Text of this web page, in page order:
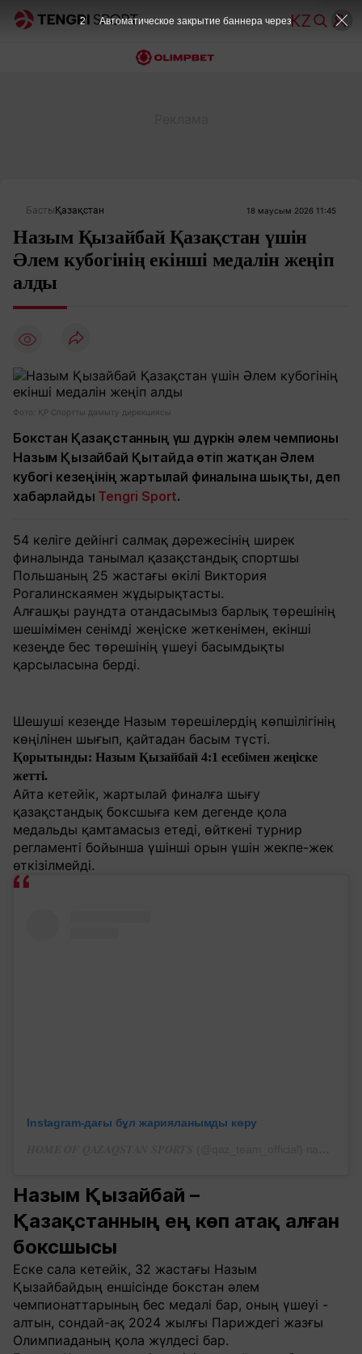
Басты Қазақстан 18 маусым 2026 11:45
Назым Қызайбай Қазақстан үшін
Әлем кубогінің екінші медалін жеңіп
алды
Фото: ҚР Спортты дамыту дирекциясы
Бокстан Қазақстанның үш дүркін әлем чемпионы
Назым Қызайбай Қытайда өтіп жатқан Әлем
кубогі кезеңінің жартылай финалына шықты, деп
хабарлайды Tengri Sport.
54 келіге дейінгі салмақ дәрежесінің ширек
финалында танымал қазақстандық спортшы
Польшаның 25 жастағы өкілі Виктория
Рогалинскаямен жұдырықтасты.
Алғашқы раундта отандасымыз барлық төрешінің
шешімімен сенімді жеңіске жеткенімен, екінші
кезеңде бес төрешінің үшеуі басымдықты
қарсыласына берді.
Шешуші кезеңде Назым төрешілердің көпшілігінің
көңілінен шығып, қайтадан басым түсті.
Қорытынды: Назым Қызайбай 4:1 есебімен жеңіске
жетті.
Айта кетейік, жартылай финалға шығу
қазақстандық боксшыға кем дегенде қола
медальды қамтамасыз етеді, өйткені турнир
регламенті бойынша үшінші орын үшін жекпе-жек
өткізілмейді.
Instagram-дағы бұл жарияланымды көру
Назым Қызайбай –
Қазақстанның ең көп атақ алған
боксшысы
Еске сала кетейік, 32 жастағы Назым
Қызайбайдың еншісінде бокстан әлем
чемпионаттарының бес медалі бар, оның үшеуі -
алтын, сондай-ақ 2024 жылғы Париждегі жазғы
Олимпиаданың қола жүлдесі бар.
2 Автоматическое закрытие баннера через